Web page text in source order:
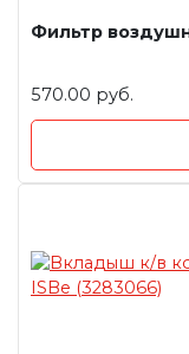
Фильтр
570.00 руб.